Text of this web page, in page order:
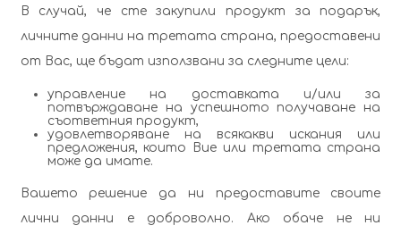
В случай, че сте закупили продукт за подарък,
личните данни на третата страна, предоставени
от Вас, ще бъдат използвани за следните цели:
управление на доставката и/или за
потвърждаване на успешното получаване на
съответния продукт,
удовлетворяване на всякакви искания или
предложения, които Вие или третата страна
може да имате.
Вашето решение да ни предоставите своите
лични данни е доброволно. Ако обаче не ни